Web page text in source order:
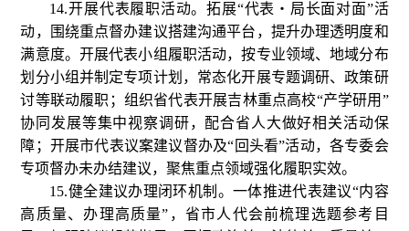
14.开展代表履职活动。拓展“代表・局长面对面”活
动，围绕重点督办建议搭建沟通平台，提升办理透明度和
满意度。开展代表小组履职活动，按专业领域、地域分布
划分小组并制定专项计划，常态化开展专题调研、政策研
讨等联动履职；组织省代表开展吉林重点高校“产学研用”
协同发展等集中视察调研，配合省人大做好相关活动保
障；开展市代表议案建议督办及“回头看”活动，各专委会
专项督办未办结建议，聚焦重点领域强化履职实效。
15.健全建议办理闭环机制。一体推进代表建议“内容
高质量、办理高质量”，省市人代会前梳理选题参考目